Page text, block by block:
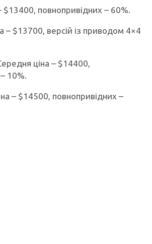
$13400, повнопривідних – 60%.
– $13700, версій із приводом 4×4
ціна – $14400,
10%.
– $14500, повнопривідних –